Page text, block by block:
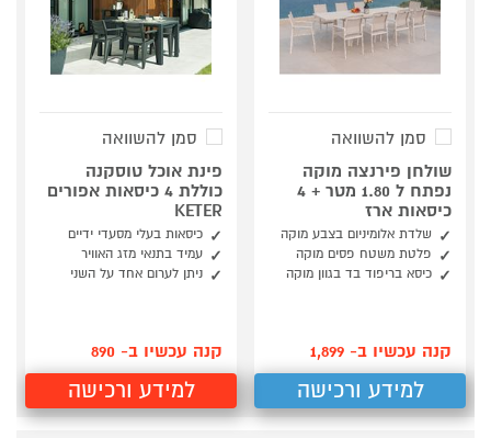
סמן להשוואה
שולחן פירנצה מוקה
נפתח ל 1.80 מטר + 4
כיסאות ארז
שלדת אלומיניום בצבע מוקה
פלטת משטח פסים מוקה
כיסא בריפוד בד בגוון מוקה
קנה עכשיו ב- 1,899
למידע ורכישה
סמן להשוואה
פינת אוכל טוסקנה
כוללת 4 כיסאות אפורים
KETER
כיסאות בעלי מסעדי ידיים
עמיד בתנאי מזג האוויר
ניתן לערום אחד על השני
קנה עכשיו ב- 890
למידע ורכישה